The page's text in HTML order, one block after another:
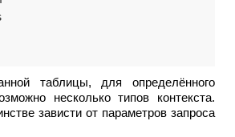
таблицы, для определённого
несколько типов контекста.
зависти от параметров запроса